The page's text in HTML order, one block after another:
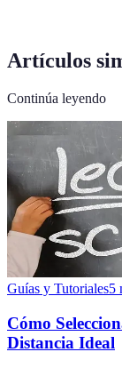
Artículos
Continúa leyendo
Guías y Tutoriales5
Cómo
Distancia Ideal